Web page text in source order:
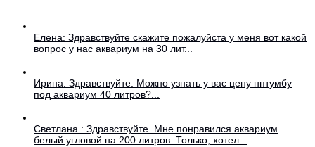
Елена: Здравствуйте скажите пожалуйста у меня вот какой
вопрос у нас аквариум на 30 лит...
Ирина: Здравствуйте. Можно узнать у вас цену нптумбу
под аквариум 40 литров?...
Светлана.: Здравствуйте. Мне понравился аквариум
белый угловой на 200 литров. Только, хотел...